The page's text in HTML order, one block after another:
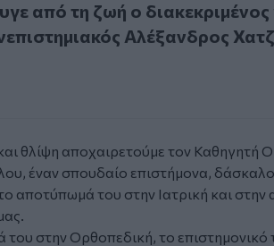
από τη ζωή ο διακεκριμένος
Αλέξανδρος
θλίψη αποχαιρετούμε τον Καθηγητή
έναν σπουδαίο επιστήμονα,
αποτύπωμά του στην Ιατρική και στην
στην Ορθοπεδική, το επιστημονικό